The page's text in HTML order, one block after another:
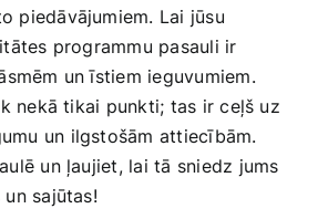
piedāvājumiem. Lai jūsu
programmu pasauli ir
un īstiem ieguvumiem.
nekā tikai punkti; tas ​ir ceļš uz
un ilgstošām attiecībām.
un ļaujiet, ​lai tā sniedz jums
sajūtas!